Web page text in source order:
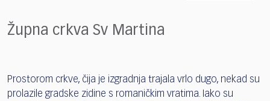
Župna crkva Sv Martina
Prostorom crkve, čija je izgradnja trajala vrlo dugo, nekad su
prolazile gradske zidine s romaničkim vratima. Iako su